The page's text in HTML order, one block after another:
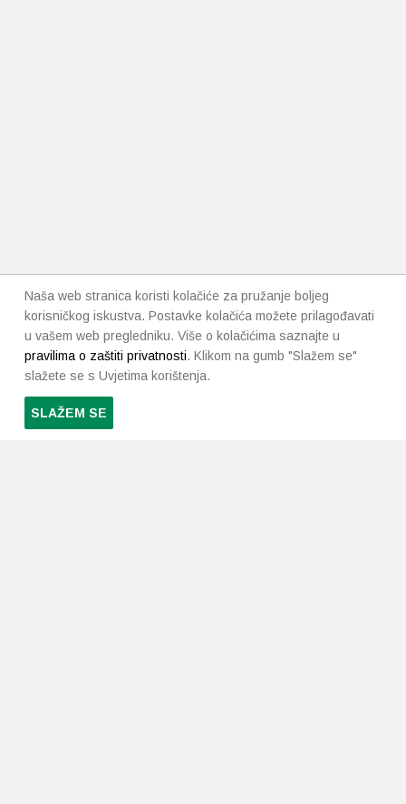
Naša web stranica koristi kolačiće za pružanje boljeg
korisničkog iskustva. Postavke kolačića možete prilagođavati
u vašem web pregledniku. Više o kolačićima saznajte u
pravilima o zaštiti privatnosti. Klikom na gumb "Slažem se"
slažete se s Uvjetima korištenja.
SLAŽEM SE